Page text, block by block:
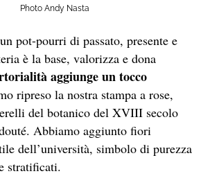
Photo Andy Nasta
pot-pourri di passato, presente e
è la base, valorizza e dona
aggiunge un tocco
ripreso la nostra stampa a rose,
del botanico del XVIII secolo
Abbiamo aggiunto fiori
dell’università, simbolo di purezza
stratificati.